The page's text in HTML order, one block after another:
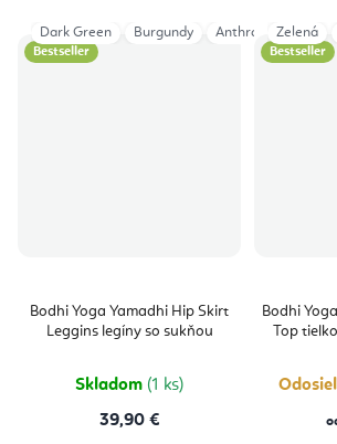
Bestseller
Bodhi Yoga Yamadhi Hip Skirt
Leggins legíny so sukňou
Skladom (1 ks)
39,90 €
Dark Green Burgundy Anthracite
Bestseller
Bodhi
Top
Zelená